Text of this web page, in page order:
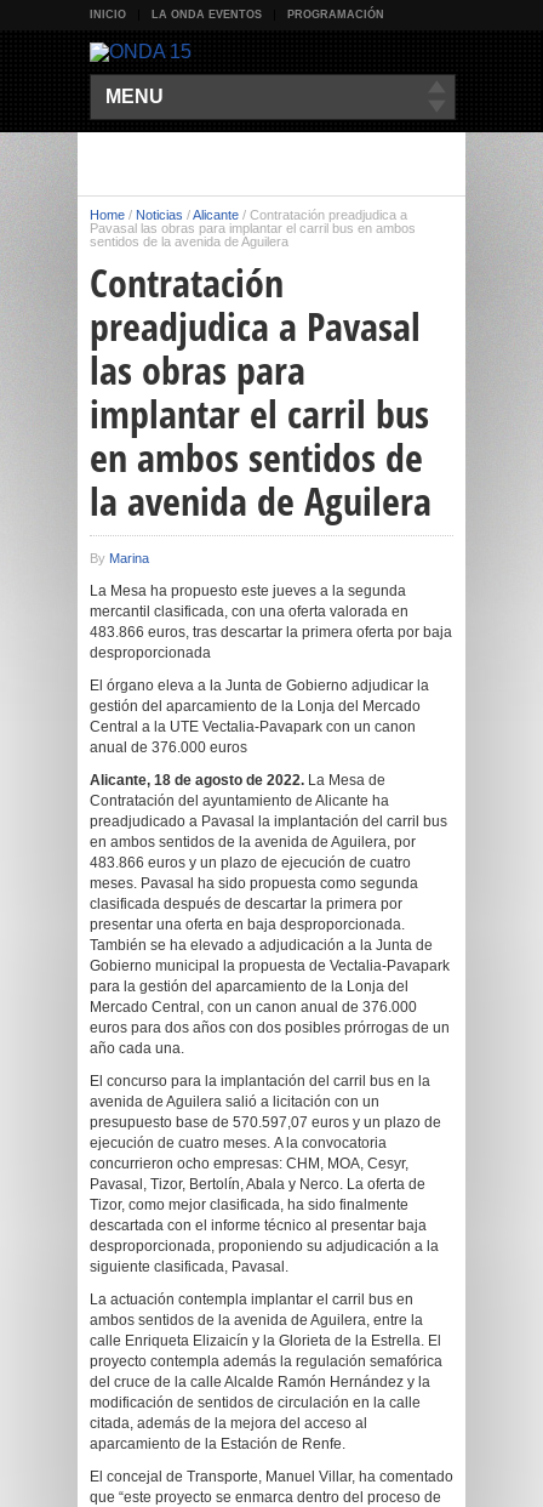
INICIO LA ONDA EVENTOS PROGRAMACIÓN
MENU
Home / Noticias /Alicante / Contratación preadjudica a
Pavasal las obras para implantar el carril bus en ambos
sentidos de la avenida de Aguilera
Contratación
preadjudica a Pavasal
las obras para
implantar el carril bus
en ambos sentidos de
la avenida de Aguilera
By Marina
La Mesa ha propuesto este jueves a la segunda
mercantil clasificada, con una oferta valorada en
483.866 euros, tras descartar la primera oferta por baja
desproporcionada
El órgano eleva a la Junta de Gobierno adjudicar la
gestión del aparcamiento de la Lonja del Mercado
Central a la UTE Vectalia-Pavapark con un canon
anual de 376.000 euros
Alicante, 18 de agosto de 2022. La Mesa de
Contratación del ayuntamiento de Alicante ha
preadjudicado a Pavasal la implantación del carril bus
en ambos sentidos de la avenida de Aguilera, por
483.866 euros y un plazo de ejecución de cuatro
meses. Pavasal ha sido propuesta como segunda
clasificada después de descartar la primera por
presentar una oferta en baja desproporcionada.
También se ha elevado a adjudicación a la Junta de
Gobierno municipal la propuesta de Vectalia-Pavapark
para la gestión del aparcamiento de la Lonja del
Mercado Central, con un canon anual de 376.000
euros para dos años con dos posibles prórrogas de un
año cada una.
El concurso para la implantación del carril bus en la
avenida de Aguilera salió a licitación con un
presupuesto base de 570.597,07 euros y un plazo de
ejecución de cuatro meses. A la convocatoria
concurrieron ocho empresas: CHM, MOA, Cesyr,
Pavasal, Tizor, Bertolín, Abala y Nerco. La oferta de
Tizor, como mejor clasificada, ha sido finalmente
descartada con el informe técnico al presentar baja
desproporcionada, proponiendo su adjudicación a la
siguiente clasificada, Pavasal.
La actuación contempla implantar el carril bus en
ambos sentidos de la avenida de Aguilera, entre la
calle Enriqueta Elizaicín y la Glorieta de la Estrella. El
proyecto contempla además la regulación semafórica
del cruce de la calle Alcalde Ramón Hernández y la
modificación de sentidos de circulación en la calle
citada, además de la mejora del acceso al
aparcamiento de la Estación de Renfe.
El concejal de Transporte, Manuel Villar, ha comentado
que “este proyecto se enmarca dentro del proceso de